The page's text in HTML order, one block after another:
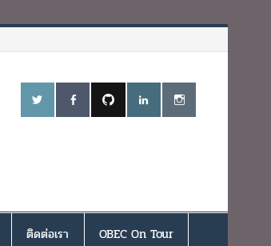
ติดต่อเรา OBEC On Tour